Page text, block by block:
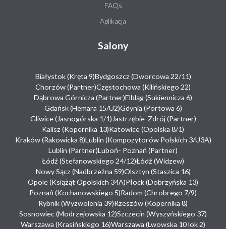
FAQs
Aplikacja
Salony
Białystok (Kręta 9)Bydgoszcz (Dworcowa 22/11)
Chorzów (Partner)Częstochowa (Kilińskiego 22)
Dąbrowa Górnicza (Partner)Elbląg (Sukiennicza 6)
Gdańsk (Hemara 15/U2)Gdynia (Portowa 6)
Gliwice (Jasnogórska 1/1) Jastrzębie-Zdrój (Partner)
Kalisz (Kopernika 13)Katowice (Opolska 8/1)
Kraków (Rakowicka 8)Lublin (Kompozytorów Polskich 3/U3A)
Lublin (Partner)Luboń- Poznań (Partner)
Łódź (Stefanowskiego 24/12)Łódź (Widzew)
Nowy Sącz (Nadbrzeżna 59)Olsztyn (Staszica 16)
Opole (Książąt Opolskich 34A)Płock (Dobrzyńska 13)
Poznań (Kochanowskiego 5)Radom (Chrobrego 7/9)
Rybnik (Wyzwolenia 39)Rzeszów (Kopernika 8)
Sosnowiec (Modrzejowska 12)Szczecin (Wyszyńskiego 37)
Warszawa (Krasińskiego 16)Warszawa (Lwowska 10 lok 2)